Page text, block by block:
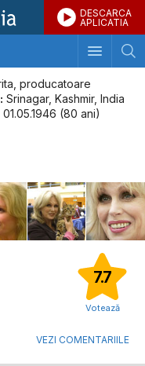
DESCARCA
APLICATIA
producatoare
Srinagar, Kashmir, India
01.05.1946 (80 ani)
7.7
Votează
VEZI COMENTARIILE